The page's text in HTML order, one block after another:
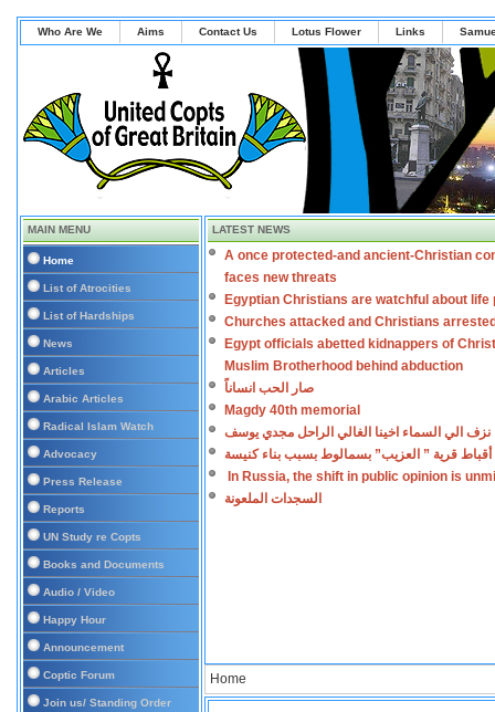
Who Are We Aims Contact Us Lotus Flower Links
MAIN MENU
Home
List of Atrocities
List of Hardships
News
Articles
Arabic Articles
Radical Islam Watch
Advocacy
Press Release
Reports
UN Study re Copts
Books and Documents
Audio / Video
Happy Hour
Announcement
Coptic Forum
Join us/ Standing Order
LATEST NEWS
A once protected-and ancient-Christian
faces new threats
Egyptian Christians are watchful about life
Churches attacked and Christians
Egypt officials abetted kidnappers of
Muslim Brotherhood behind abduction
صار الحب انساناً
Magdy 40th memorial
نزف الي السماء اخينا الغالي الراحل مجدي يوسف
أقباط قرية ” العزيب” بسمالوط بسبب بناء كنيسة
In Russia, the shift in public opinion is
السجدات الملعونة
Home